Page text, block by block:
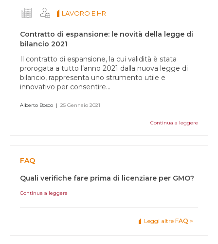
LAVORO E HR
Contratto di espansione: le novità della legge di
bilancio 2021
Il contratto di espansione, la cui validità è stata
prorogata a tutto l’anno 2021 dalla nuova legge di
bilancio, rappresenta uno strumento utile e
innovativo per consentire...
Alberto Bosco | 25 Gennaio 2021
Continua a leggere
FAQ
Quali verifiche fare prima di licenziare per GMO?
Continua a leggere
Leggi altre FAQ >